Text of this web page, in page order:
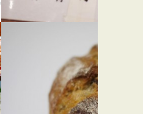
★☆☆